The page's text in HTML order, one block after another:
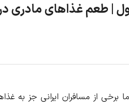
| طعم غذاهای مادری
از مسافران ایرانی جز به